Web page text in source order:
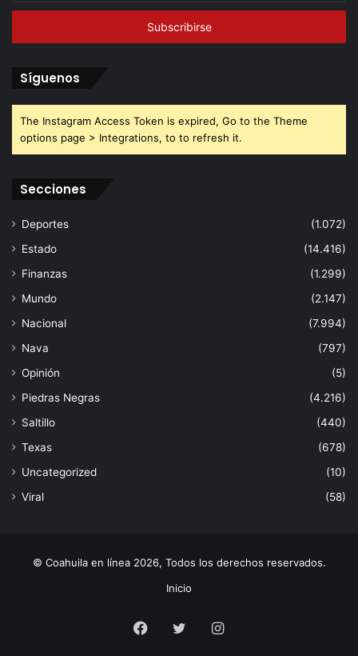
correo
Síguenos
The Instagram Access Token is expired, Go to the Theme
options page > Integrations, to to refresh it.
Secciones
Deportes
(1.072)
Estado
(14.416)
Finanzas
(1.299)
Mundo
(2.147)
Nacional
(7.994)
Nava
(797)
Opinión
(5)
Piedras Negras
(4.216)
Saltillo
(440)
Texas
(678)
Uncategorized
(10)
Viral
(58)
© Coahuila en línea 2026, Todos los derechos reservados.
Inicio
Facebook
TwitterInstagram